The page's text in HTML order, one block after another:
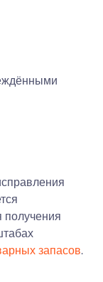
получения
запасов.